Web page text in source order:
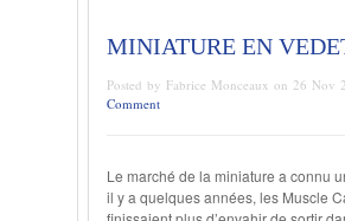
MINIATURE EN
Posted by Fabrice Monceaux on 26 Nov
Comment
Le marché de la miniature a connu
il y a quelques années, les Muscle